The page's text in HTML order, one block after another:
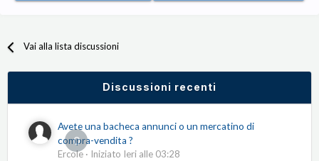
Vai alla lista discussioni
Discussioni recenti
0
Avete una bacheca annunci o un mercatino di
compra-vendita ?
Ercole · Iniziato Ieri alle 03:28